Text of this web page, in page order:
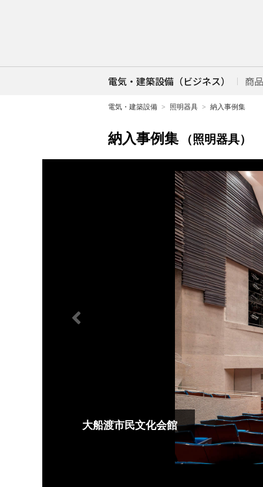
電気・建築設備（ビジネス） 商
電気・建築設備 照明器具 納入事例集
納入事例集 （照明器具）
大船渡市民文化会館